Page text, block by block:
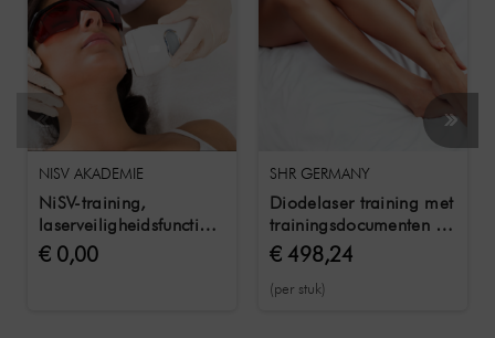
NISV AKADEMIE
NiSV-training,
laserveiligheidsfunctionaris
volgens OStrV en
TROS,
€ 0,00
SHR GERMANY
Diodelaser training met
trainingsdocumenten &
certificaat
€ 498,24
(per stuk)